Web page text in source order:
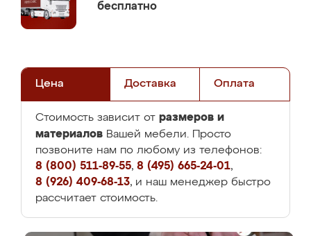
бесплатно
Цена Доставка Оплата
Стоимость зависит от размеров и
материалов Вашей мебели. Просто
позвоните нам по любому из телефонов:
8 (800) 511-89-55, 8 (495) 665-24-01,
8 (926) 409-68-13, и наш менеджер быстро
рассчитает стоимость.